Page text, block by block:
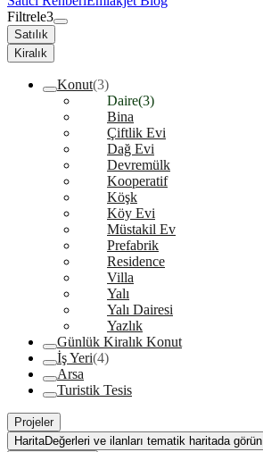
Filtrele3
Satılık
Kiralık
Konut(3)
Daire(3)
Bina
Çiftlik Evi
Dağ Evi
Devremülk
Kooperatif
Köşk
Köy Evi
Müstakil Ev
Prefabrik
Residence
Villa
Yalı
Yalı Dairesi
Yazlık
Günlük Kiralık Konut
İş Yeri(4)
Arsa
Turistik Tesis
Projeler
HaritaDeğerleri ve ilanları tematik haritada görün